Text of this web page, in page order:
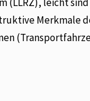
Merkmale